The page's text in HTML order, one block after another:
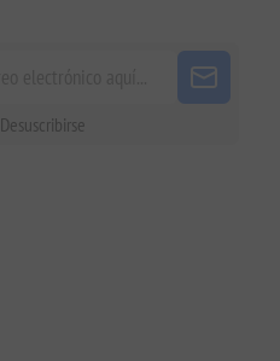
Desuscribirse